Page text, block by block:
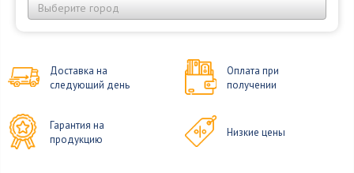
Выберите город
Доставка на
следующий день
Оплата при
получении
Гарантия на
продукцию
Низкие цены